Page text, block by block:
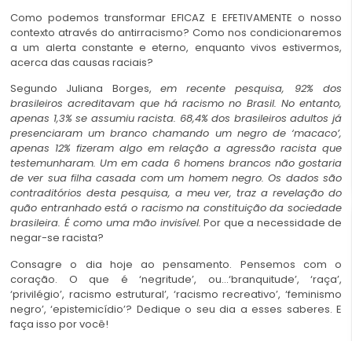
Como podemos transformar EFICAZ E EFETIVAMENTE o nosso
contexto através do antirracismo? Como nos condicionaremos
a um alerta constante e eterno, enquanto vivos estivermos,
acerca das causas raciais?
Segundo Juliana Borges, em recente pesquisa, 92% dos
brasileiros acreditavam que há racismo no Brasil. No entanto,
apenas 1,3% se assumiu racista. 68,4% dos brasileiros adultos já
presenciaram um branco chamando um negro de ‘macaco’,
apenas 12% fizeram algo em relação a agressão racista que
testemunharam. Um em cada 6 homens brancos não gostaria
de ver sua filha casada com um homem negro. Os dados são
contraditórios desta pesquisa, a meu ver, traz a revelação do
quão entranhado está o racismo na constituição da sociedade
brasileira. É como uma mão invisível. Por que a necessidade de
negar-se racista?
Consagre o dia hoje ao pensamento. Pensemos com o
coração. O que é ‘negritude’, ou…‘branquitude’, ‘raça’,
‘privilégio’, racismo estrutural’, ‘racismo recreativo’, ‘feminismo
negro’, ‘epistemicídio’? Dedique o seu dia a esses saberes. E
faça isso por você!